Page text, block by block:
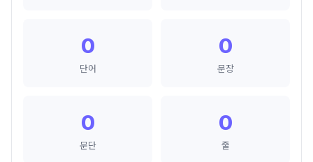
0
단어
0
문장
0
문단
0
줄